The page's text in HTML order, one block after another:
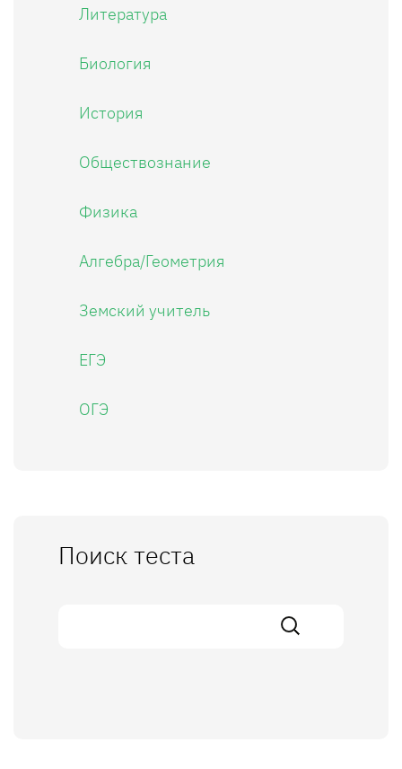
Литература
Биология
История
Обществознание
Физика
Алгебра/Геометрия
Земский учитель
ЕГЭ
ОГЭ
Поиск теста